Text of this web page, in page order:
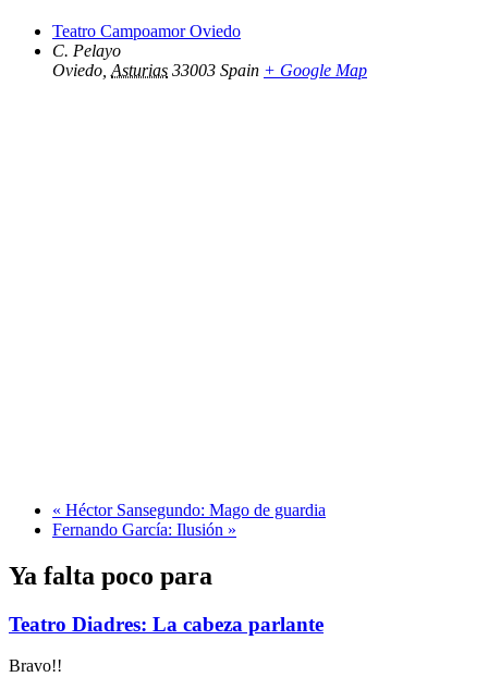
Teatro Campoamor Oviedo
C. Pelayo
Oviedo Asturias 33003 Spain + Google Map
« Héctor Sansegundo: Mago de guardia
Fernando García: Ilusión »
Ya falta poco para
Teatro Diadres: La cabeza parlante
Bravo!!